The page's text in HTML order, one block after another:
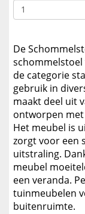
De
de categorie
gebruik in
maakt deel uit
ontworpen
Het meubel is
zorgt voor een
uitstraling.
meubel
een veranda.
tuinmeubelen
buitenruimte.